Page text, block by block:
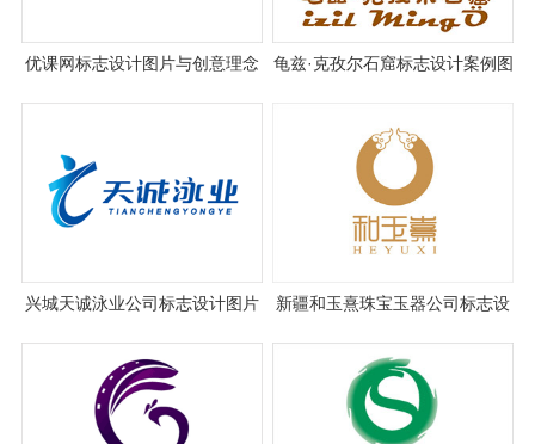
优课网标志设计图片与创意理念
龟兹·克孜尔石窟标志设计案例图
兴城天诚泳业公司标志设计图片
新疆和玉熹珠宝玉器公司标志设